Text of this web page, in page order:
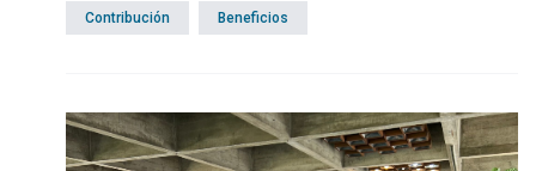
2025. En el Centro de Informes de la IDM, ubicado en el Hall
Contribución Beneficios